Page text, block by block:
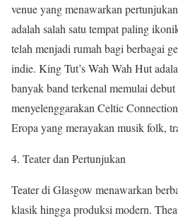
venue yang menawarkan
adalah salah satu tempat paling
telah menjadi rumah bagi berbagai
indie. King Tut’s Wah Wah Hut
banyak band terkenal memulai
menyelenggarakan Celtic
Eropa yang merayakan musik folk,
4. Teater dan Pertunjukan
Teater di Glasgow menawarkan
klasik hingga produksi modern.